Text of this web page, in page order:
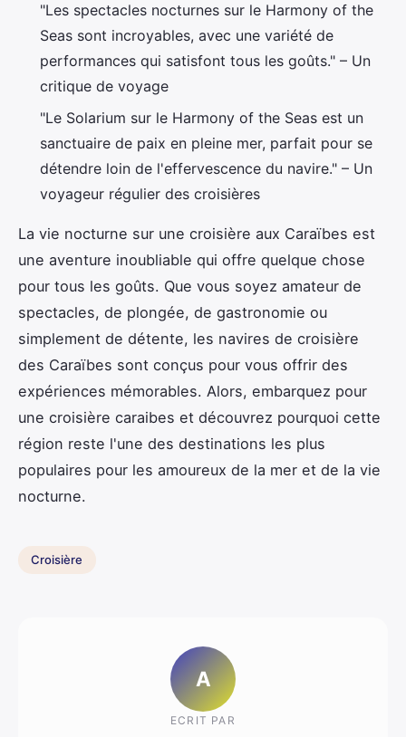
"Les spectacles nocturnes sur le Harmony of the
Seas sont incroyables, avec une variété de
performances qui satisfont tous les goûts." – Un
critique de voyage
"Le Solarium sur le Harmony of the Seas est un
sanctuaire de paix en pleine mer, parfait pour se
détendre loin de l'effervescence du navire." – Un
voyageur régulier des croisières
La vie nocturne sur une croisière aux Caraïbes est
une aventure inoubliable qui offre quelque chose
pour tous les goûts. Que vous soyez amateur de
spectacles, de plongée, de gastronomie ou
simplement de détente, les navires de croisière
des Caraïbes sont conçus pour vous offrir des
expériences mémorables. Alors, embarquez pour
une croisière caraibes et découvrez pourquoi cette
région reste l'une des destinations les plus
populaires pour les amoureux de la mer et de la vie
nocturne.
Croisière
A
ECRIT PAR